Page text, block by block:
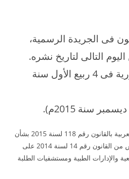
فى الجريدة الرسمية،
التالى لتاريخ نشره.
صدر برئاسة الجمهورية فى 4 ربيع الأول سنة
قرار رئيس جمهورية مصر العربية بالقانون رقم 118 لسنة 2015 بشأن
سريان أحكام الفصل الخامس من القانون رقم 14 لسنة 2014 على
والإدارات الطبية ومستشفيات الطلبة